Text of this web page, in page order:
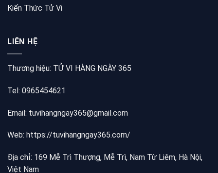
Kiến Thức Tử Vi
LIÊN HỆ
Thương hiệu: TỬ VI HÀNG NGÀY 365
Tel: 0965454621
Email: tuvihangngay365@gmail.com
Web: https://tuvihangngay365.com/
Địa chỉ: 169 Mễ Trì Thượng, Mễ Trì, Nam Từ Liêm, Hà Nội,
Việt Nam